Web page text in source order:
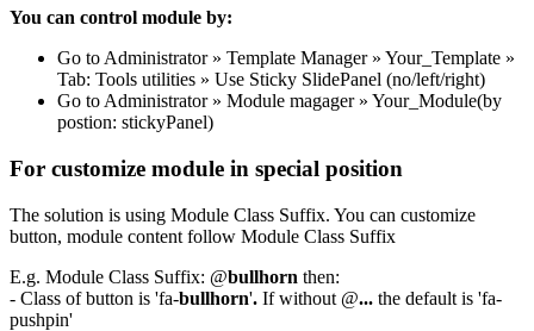
You can control module by:
Go to Administrator » Template Manager » Your_Template »
Tab: Tools utilities » Use Sticky SlidePanel (no/left/right)
Go to Administrator » Module magager » Your_Module(by
postion: stickyPanel)
For customize module in special position
The solution is using Module Class Suffix. You can customize
button, module content follow Module Class Suffix
E.g. Module Class Suffix: @bullhorn then:
- Class of button is 'fa-bullhorn'. If without @... the default is 'fa-
pushpin'